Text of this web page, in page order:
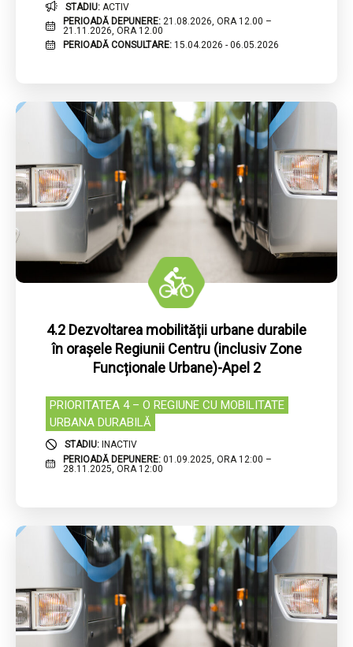
STADIU:ACTIV
PERIOADĂ DEPUNERE: 21.08.2026, ORA 12.00 –
21.11.2026, ORA 12.00
PERIOADĂ CONSULTARE: 15.04.2026 - 06.05.2026
4.2 Dezvoltarea mobilității urbane durabile
în orașele Regiunii Centru (inclusiv Zone
Funcționale Urbane)-Apel 2
PRIORITATEA 4 – O REGIUNE CU MOBILITATE
URBANA DURABILĂ
STADIU: INACTIV
PERIOADĂ DEPUNERE: 01.09.2025, ORA 12:00 –
28.11.2025, ORA 12:00